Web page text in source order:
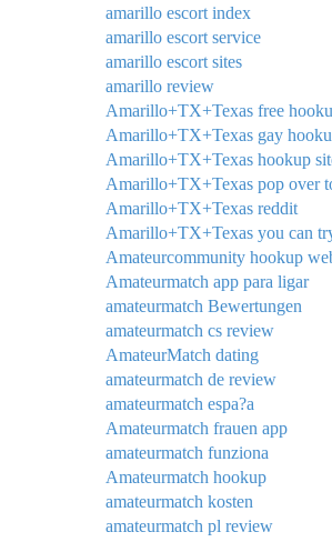
amarillo escort index
amarillo escort service
amarillo escort sites
amarillo review
Amarillo+TX+Texas free
Amarillo+TX+Texas gay
Amarillo+TX+Texas hookup
Amarillo+TX+Texas pop over
Amarillo+TX+Texas reddit
Amarillo+TX+Texas you can
Amateurcommunity hookup
Amateurmatch app para ligar
amateurmatch Bewertungen
amateurmatch cs review
AmateurMatch dating
amateurmatch de review
amateurmatch espa?a
Amateurmatch frauen app
amateurmatch funziona
Amateurmatch hookup
amateurmatch kosten
amateurmatch pl review